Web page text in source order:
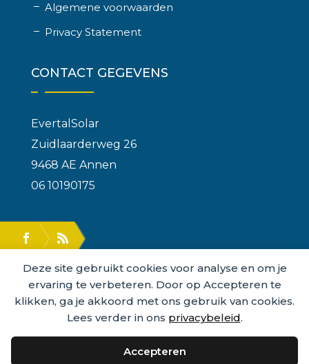
Deze site gebruikt cookies voor analyse en om je
ervaring te verbeteren. Door op Accepteren te
klikken, ga je akkoord met ons gebruik van cookies.
Lees verder in ons privacybeleid.
Accepteren
Algemene voorwaarden
Privacy Statement
CONTACT GEGEVENS
EvertalSolar
Zuidlaarderweg 26
9468 AE Annen
06 10190175
2015 - 2026 © ALL RIGHTS RESERVED
EVERTALSOLAR| HOSTED BY